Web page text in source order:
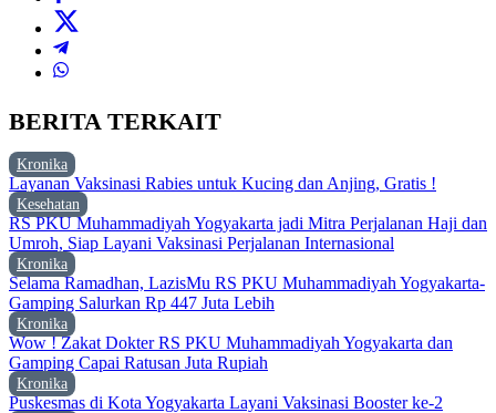
BERITA TERKAIT
Kronika
Layanan Vaksinasi Rabies untuk Kucing dan Anjing, Gratis !
Kesehatan
RS PKU Muhammadiyah Yogyakarta jadi Mitra Perjalanan Haji dan
Umroh, Siap Layani Vaksinasi Perjalanan Internasional
Kronika
Selama Ramadhan, LazisMu RS PKU Muhammadiyah Yogyakarta-
Gamping Salurkan Rp 447 Juta Lebih
Kronika
Wow ! Zakat Dokter RS PKU Muhammadiyah Yogyakarta dan
Gamping Capai Ratusan Juta Rupiah
Kronika
Puskesmas di Kota Yogyakarta Layani Vaksinasi Booster ke-2